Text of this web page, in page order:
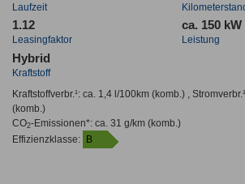
Laufzeit
1.12
Leasingfaktor
ca. 150 kW
Leistung
Hybrid
Kraftstoff
Kraftstoffverbr.¹: ca. 1,4 l/100km(komb.) ,
(komb.)
CO2-Emissionen*: ca. 31 g/km(komb.)
Effizienzklasse:
B